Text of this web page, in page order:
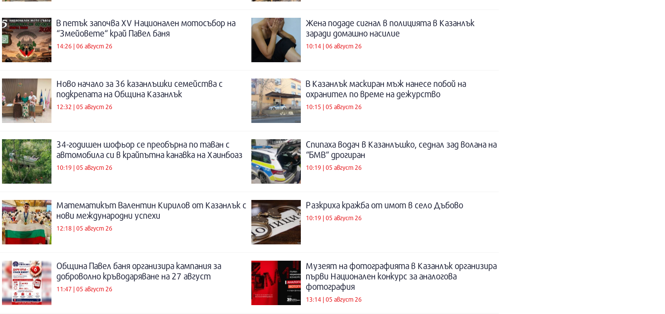
В петък започва XV Национален мотосъбор на
“Змейовете“ край Павел баня
14:26 | 06 август 26
Жена подаде сигнал в полицията в Казанлък
заради домашно насилие
10:14 | 06 август 26
Ново начало за 36 казанлъшки семейства с
подкрепата на Община Казанлък
12:32 | 05 август 26
В Казанлък маскиран мъж нанесе побой на
охранител по време на дежурство
10:15 | 05 август 26
34-годишен шофьор се преобърна по таван с
автомобила си в крайпътна канавка на Хаинбоаз
10:19 | 05 август 26
Спипаха водач в Казанлъшко, седнал зад волана на
“БМВ“ дрогиран
10:19 | 05 август 26
Математикът Валентин Кирилов от Казанлък с
нови международни успехи
12:18 | 05 август 26
Разкриха кражба от имот в село Дъбово
10:19 | 05 август 26
Община Павел баня организира кампания за
доброволно кръводаряване на 27 август
11:47 | 05 август 26
Музеят на фотографията в Казанлък организира
първи Национален конкурс за аналогова
фотография
13:14 | 05 август 26